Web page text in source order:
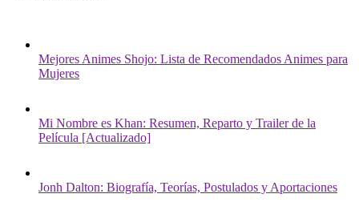
Mejores Animes Shojo: Lista de Recomendados Animes para
Mujeres
Mi Nombre es Khan: Resumen, Reparto y Trailer de la
Película [Actualizado]
Jonh Dalton: Biografía, Teorías, Postulados y Aportaciones